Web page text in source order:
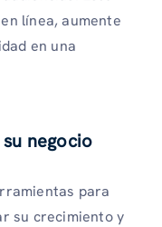
línea, aumente
en una
negocio
para
su crecimiento y